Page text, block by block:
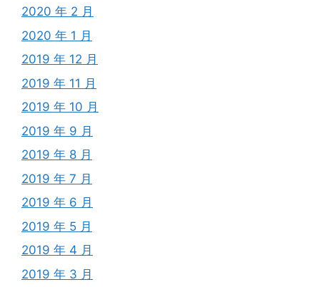
2020 年 2 月
2020 年 1 月
2019 年 12 月
2019 年 11 月
2019 年 10 月
2019 年 9 月
2019 年 8 月
2019 年 7 月
2019 年 6 月
2019 年 5 月
2019 年 4 月
2019 年 3 月